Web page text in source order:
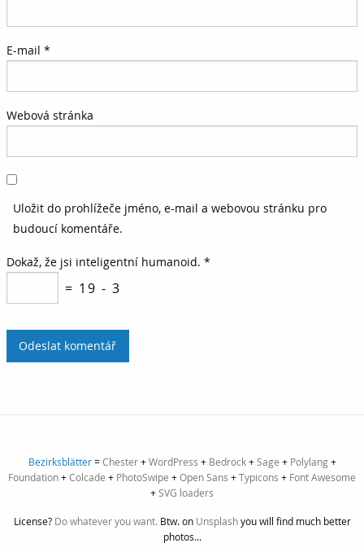
E-mail *
Webová stránka
Uložit do prohlížeče jméno, e-mail a webovou stránku pro
budoucí komentáře.
Dokaž, že jsi inteligentní humanoid. *
= 19 - 3
Bezirksblätter=Chester+WordPress + Bedrock+Sage + Polylang+
Foundation+Colcade + PhotoSwipe +Open Sans +Typicons + Font Awesome
+SVG loaders
License? Do whatever you want. Btw. on Unsplashyou will find much better
photos...